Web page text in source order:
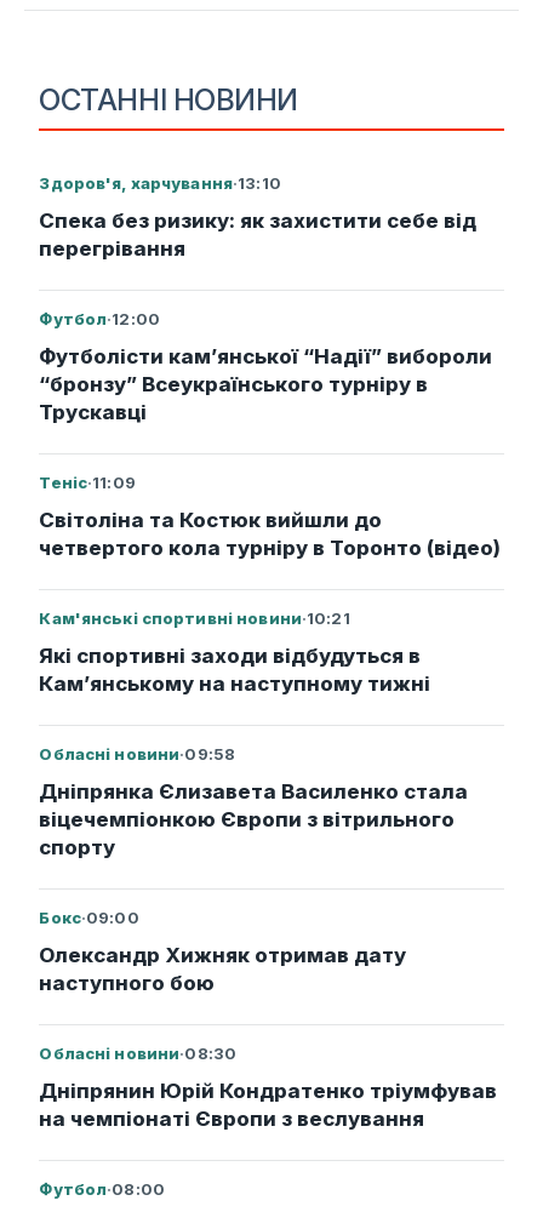
ОСТАННІ НОВИНИ
Здоров'я, харчування·13:10
Спека без ризику: як захистити себе від
перегрівання
Футбол·12:00
Футболісти кам’янської “Надії” вибороли
“бронзу” Всеукраїнського турніру в
Трускавці
Теніс·11:09
Світоліна та Костюк вийшли до
четвертого кола турніру в Торонто (відео)
Кам'янські спортивні новини·10:21
Які спортивні заходи відбудуться в
Кам’янському на наступному тижні
Обласні новини·09:58
Дніпрянка Єлизавета Василенко стала
віцечемпіонкою Європи з вітрильного
спорту
Бокс·09:00
Олександр Хижняк отримав дату
наступного бою
Обласні новини·08:30
Дніпрянин Юрій Кондратенко тріумфував
на чемпіонаті Європи з веслування
Футбол·08:00